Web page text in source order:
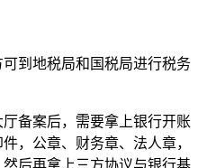
到地税局和国税局进行税务
备案后，需要拿上银行开账
，公章、财务章、法人章，
后再拿上三方协议与银行基